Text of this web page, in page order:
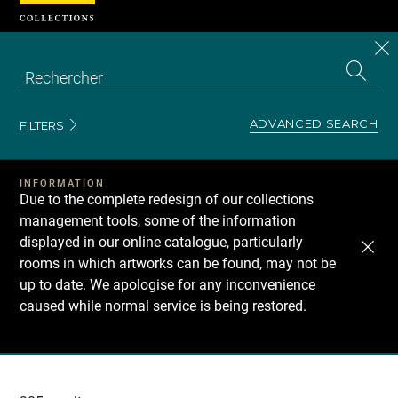
FILTERS ADVANCED SEARCH
INFORMATION
Due to the complete redesign of our collections
management tools, some of the information
displayed in our online catalogue, particularly
rooms in which artworks can be found, may not be
up to date. We apologise for any inconvenience
caused while normal service is being restored.
Recherche
Cookies management panel